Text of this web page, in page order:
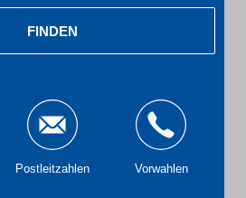
FINDEN
Postleitzahlen Vorwahlen